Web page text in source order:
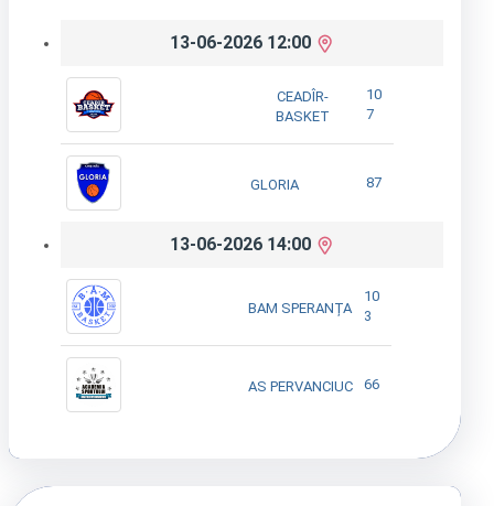
13-06-2026 12:00
CEADÎR-
BASKET
10
7
GLORIA 87
13-06-2026 14:00
BAM SPERANȚA
10
3
AS PERVANCIUC 66